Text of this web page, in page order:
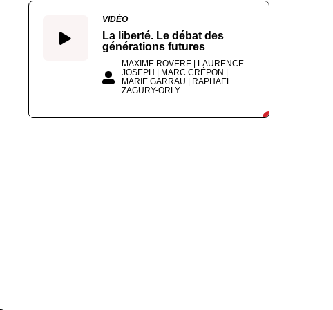
VIDÉO
La liberté. Le débat des
générations futures
MAXIME ROVERE | LAURENCE
JOSEPH | MARC CRÉPON |
MARIE GARRAU | RAPHAEL
ZAGURY-ORLY